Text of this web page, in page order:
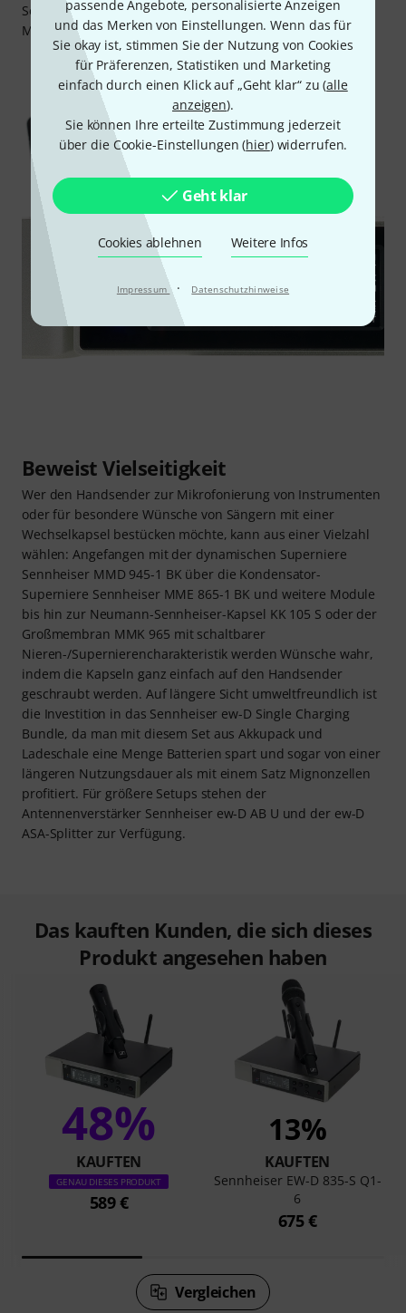
passende Angebote, personalisierte Anzeigen
und das Merken von Einstellungen. Wenn das für
Sie okay ist, stimmen Sie der Nutzung von Cookies
für Präferenzen, Statistiken und Marketing
einfach durch einen Klick auf „Geht klar“ zu (alle
anzeigen).
Sie können Ihre erteilte Zustimmung jederzeit
über die Cookie-Einstellungen (hier) widerrufen.
Geht klar
Cookies ablehnen Weitere Infos
Impressum · Datenschutzhinweise
Sennheiser heute einer der führenden Hersteller für
Mikrofon- und Kopfhörersysteme ist.
Beweist Vielseitigkeit
Wer den Handsender zur Mikrofonierung von Instrumenten
oder für besondere Wünsche von Sängern mit einer
Wechselkapsel bestücken möchte, kann aus einer Vielzahl
wählen: Angefangen mit der dynamischen Superniere
Sennheiser MMD 945-1 BK über die Kondensator-
Superniere Sennheiser MME 865-1 BK und weitere Module
bis hin zur Neumann-Sennheiser-Kapsel KK 105 S oder der
Großmembran MMK 965 mit schaltbarer
Nieren-/Supernierencharakteristik werden Wünsche wahr,
indem die Kapseln ganz einfach auf den Handsender
geschraubt werden. Auf längere Sicht umweltfreundlich ist
die Investition in das Sennheiser ew-D Single Charging
Bundle, da man mit diesem Set aus Akkupack und
Ladeschale eine Menge Batterien spart und sogar von einer
längeren Nutzungsdauer als mit einem Satz Mignonzellen
profitiert. Für größere Setups stehen der
Antennenverstärker Sennheiser ew-D AB U und der ew-D
ASA-Splitter zur Verfügung.
Das kauften Kunden, die sich dieses
Produkt angesehen haben
48%
KAUFTEN
GENAU DIESES PRODUKT
589 €
13%
KAUFTEN
Sennheiser EW-D 835-S Q1-
6
675 €
Vergleichen